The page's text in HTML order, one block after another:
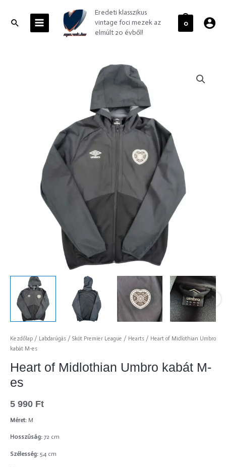
contentSearchMENU
Eredeti klasszikus
vintage foci mezek az
elmúlt 20 évből!
0
Kezdőlap / Labdarúgás / Skót Premier League / Hearts / Heart of Midlothian Umbro
kabát M-es
Heart of Midlothian Umbro kabát M-
es
5 990 Ft
Méret: M
Hosszúság: 72 cm
Szélesség: 54 cm